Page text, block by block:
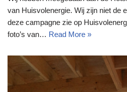
van Huisvolenergie. Wij zijn niet de
deze campagne zie op
foto’s van… Read More »